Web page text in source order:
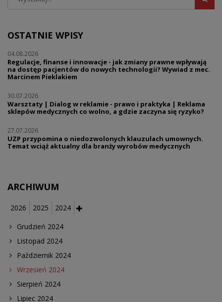
OSTATNIE WPISY
04.08.2026
Regulacje, finanse i innowacje - jak zmiany prawne wpływają
na dostęp pacjentów do nowych technologii? Wywiad z mec.
Marcinem Pieklakiem
30.07.2026
Warsztaty | Dialog w reklamie - prawo i praktyka | Reklama
sklepów medycznych co wolno, a gdzie zaczyna się ryzyko?
27.07.2026
UZP przypomina o niedozwolonych klauzulach umownych.
Temat wciąż aktualny dla branży wyrobów medycznych
ARCHIWUM
2026 2025 2024
Grudzień 2024
Listopad 2024
Październik 2024
Wrzesień 2024
Sierpień 2024
Lipiec 2024